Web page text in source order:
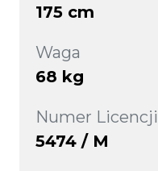
175 cm
Waga
68 kg
Numer Licencji
5474 / M